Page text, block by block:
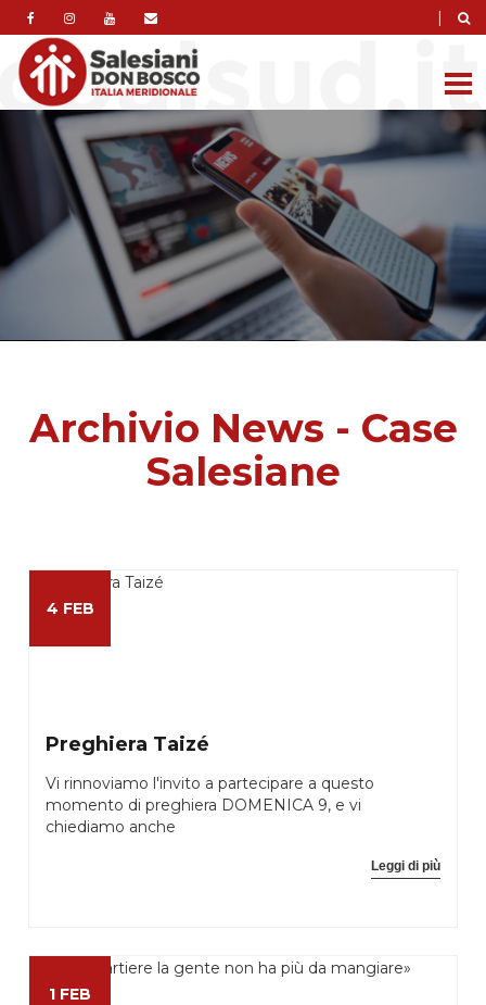
|
Archivio News - Case
Salesiane
4 FEB
Preghiera Taizé
Vi rinnoviamo l'invito a partecipare a questo
momento di preghiera DOMENICA 9, e vi
chiediamo anche
Leggi di più
1 FEB